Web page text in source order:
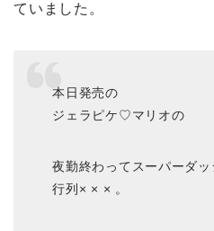
ていました。
本日発売の
ジェラピケ♡マリオの
夜勤終わってスーパーダ
行列× × × 。